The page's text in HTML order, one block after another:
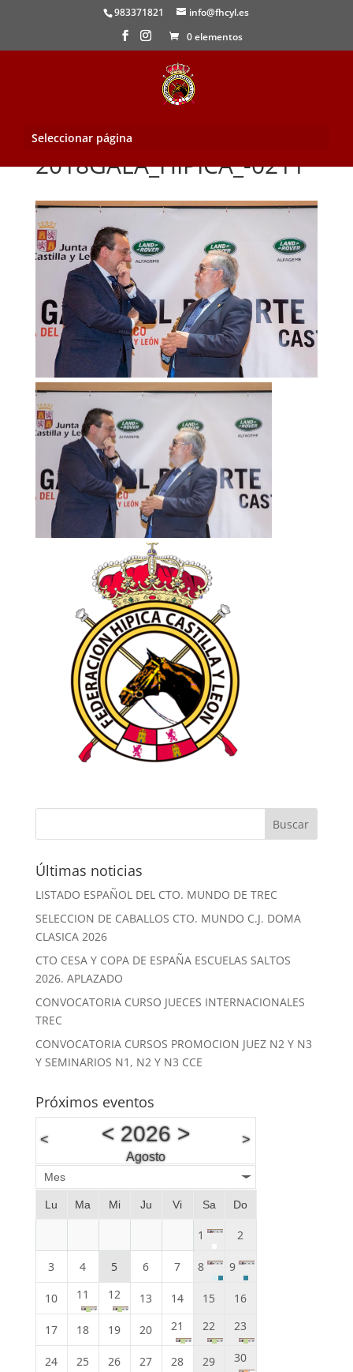
983371821
info@fhcyl.es
0 elementos
Seleccionar página
2018GALA_HIPICA_-0211
Últimas noticias
LISTADO ESPAÑOL DEL CTO. MUNDO DE TREC
SELECCION DE CABALLOS CTO. MUNDO C.J. DOMA
CLASICA 2026
CTO CESA Y COPA DE ESPAÑA ESCUELAS SALTOS
2026. APLAZADO
CONVOCATORIA CURSO JUECES INTERNACIONALES
TREC
CONVOCATORIA CURSOS PROMOCION JUEZ N2 Y N3
Y SEMINARIOS N1, N2 Y N3 CCE
Próximos eventos
< < 2026>
Agosto
>
Mes
Lu Ma Mi Ju Vi Sa Do
1 2
3 4 5 6 7 8 9
10 11 12 13 14 15 16
17 18 19 20 21 22 23
24 25 26 27 28 29 30